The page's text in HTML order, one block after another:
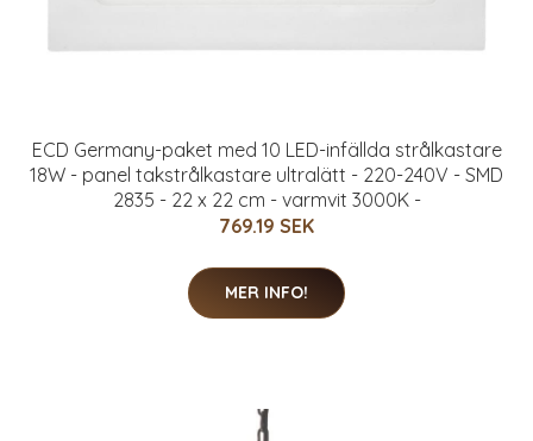
ECD Germany-paket med 10 LED-infällda strålkastare
18W - panel takstrålkastare ultralätt - 220-240V - SMD
2835 - 22 x 22 cm - varmvit 3000K -
769.19 SEK
MER INFO!